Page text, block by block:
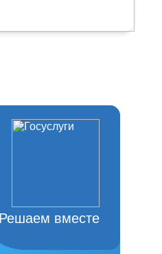
Решаем вместе